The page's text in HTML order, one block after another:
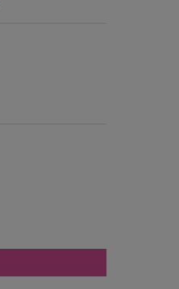
um die Anzahl zu erhöhen